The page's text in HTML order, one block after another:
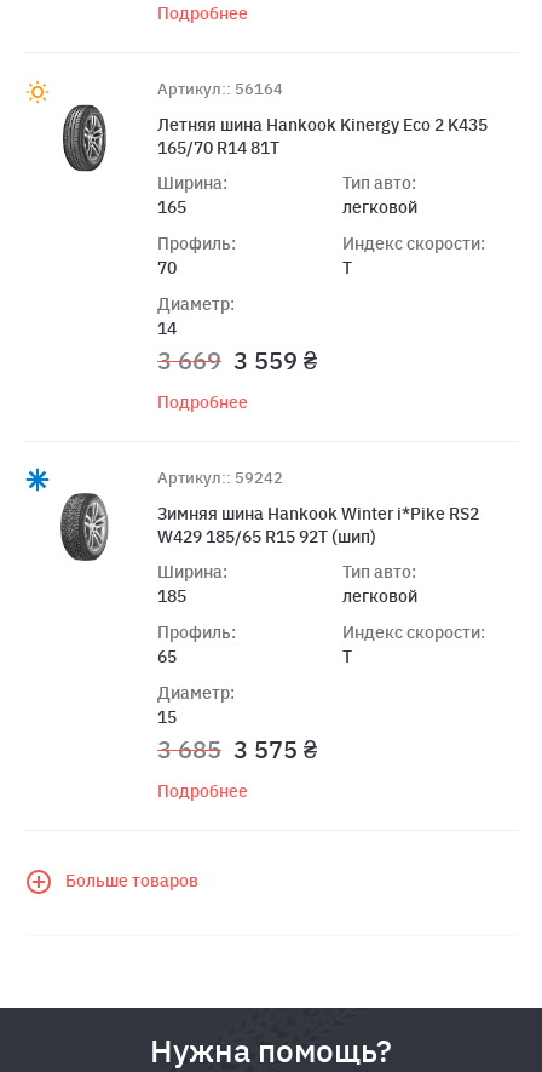
Подробнее
Артикул:: 56164
Летняя шина Hankook Kinergy Eco 2 K435
165/70 R14 81T
Ширина:
165
Профиль:
70
Диаметр:
14
Тип авто:
легковой
Индекс скорости:
T
3 669 3 559 ₴
Подробнее
Артикул:: 59242
Зимняя шина Hankook Winter i*Pike RS2
W429 185/65 R15 92T (шип)
Ширина:
185
Профиль:
65
Диаметр:
15
Тип авто:
легковой
Индекс скорости:
T
3 685 3 575 ₴
Подробнее
Больше товаров
Нужна помощь?